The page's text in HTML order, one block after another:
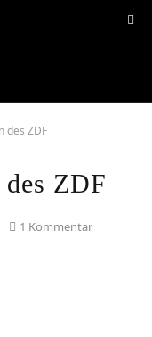
des ZDF
ZDF
1 Kommentar